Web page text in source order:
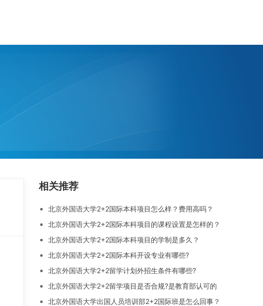
相关推荐
北京外国语大学2+2国际本科项目怎么样？费用高吗？
北京外国语大学2+2国际本科项目的课程设置是怎样的？
北京外国语大学2+2国际本科项目的学制是多久？
北京外国语大学2+2国际本科开设专业有哪些?
北京外国语大学2+2留学计划外招生条件有哪些?
北京外国语大学2+2留学项目是否合规?是教育部认可的
北京外国语大学出国人员培训部2+2国际班是怎么回事？